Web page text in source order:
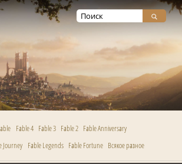
Fable 4 Fable 3 Fable 2 Fable Anniversary
Journey Fable Legends Fable Fortune Всякое разное